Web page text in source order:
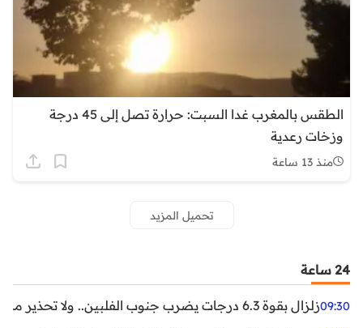
الطقس بالمغرب غدا السبت: حرارة تصل إلى 45 درجة
وزخات رعدية
منذ 13 ساعة
تحميل المزيد
24 ساعة
09:30زلزال بقوة 6.3 درجات يضرب جنوب الفلبين.. ولا تحذير من تسونامي حتى الآن